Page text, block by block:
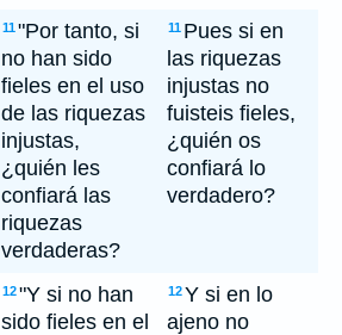
11"Por tanto, si
no han sido
fieles en el uso
de las riquezas
injustas,
¿quién les
confiará las
riquezas
verdaderas?
11 Pues si en
las riquezas
injustas no
fuisteis fieles,
¿quién os
confiará lo
verdadero?
12"Y si no han
sido fieles en el
12Y si en lo
ajeno no